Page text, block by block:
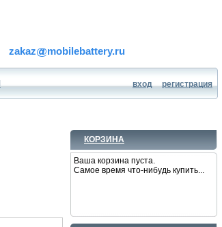
zakaz mobilebattery.ru
вход регистрация
КОРЗИНА
Ваша корзина пуста.
Самое время что-нибудь купить...